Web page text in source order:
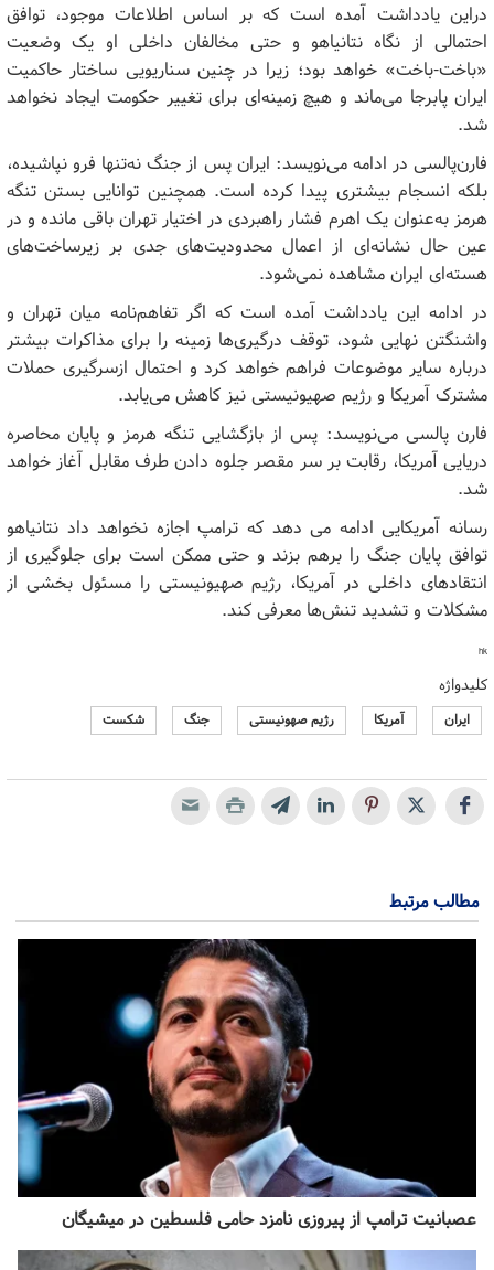
دراین یادداشت آمده است که بر اساس اطلاعات موجود، توافق
احتمالی از نگاه نتانیاهو و حتی مخالفان داخلی او یک وضعیت
«باخت-باخت» خواهد بود؛ زیرا در چنین سناریویی ساختار حاکمیت
ایران پابرجا می‌ماند و هیچ زمینه‌ای برای تغییر حکومت ایجاد نخواهد
شد.
فارن‌پالسی در ادامه می‌نویسد: ایران پس از جنگ نه‌تنها فرو نپاشیده،
بلکه انسجام بیشتری پیدا کرده است. همچنین توانایی بستن تنگه
هرمز به‌عنوان یک اهرم فشار راهبردی در اختیار تهران باقی مانده و در
عین حال نشانه‌ای از اعمال محدودیت‌های جدی بر زیرساخت‌های
هسته‌ای ایران مشاهده نمی‌شود.
در ادامه این یادداشت آمده است که اگر تفاهم‌نامه میان تهران و
واشنگتن نهایی شود، توقف درگیری‌ها زمینه را برای مذاکرات بیشتر
درباره سایر موضوعات فراهم خواهد کرد و احتمال ازسرگیری حملات
مشترک آمریکا و رژیم صهیونیستی نیز کاهش می‌یابد.
فارن پالسی می‌نویسد: پس از بازگشایی تنگه هرمز و پایان محاصره
دریایی آمریکا، رقابت بر سر مقصر جلوه دادن طرف مقابل آغاز خواهد
شد.
رسانه آمریکایی ادامه می دهد که ترامپ اجازه نخواهد داد نتانیاهو
توافق پایان جنگ را برهم بزند و حتی ممکن است برای جلوگیری از
انتقادهای داخلی در آمریکا، رژیم صهیونیستی را مسئول بخشی از
مشکلات و تشدید تنش‌ها معرفی کند.
hk
کلیدواژه
ایران آمریکا رژیم صهونیستی جنگ شکست
مطالب مرتبط
عصبانیت ترامپ از پیروزی نامزد حامی فلسطین در میشیگان